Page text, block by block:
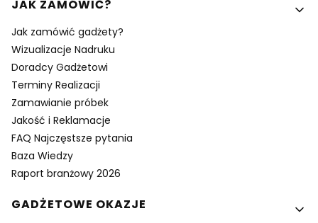
JAK ZAMÓWIĆ?
Jak zamówić gadżety?
Wizualizacje Nadruku
Doradcy Gadżetowi
Terminy Realizacji
Zamawianie próbek
Jakość i Reklamacje
FAQ Najczęstsze pytania
Baza Wiedzy
Raport branżowy 2026
GADŻETOWE OKAZJE